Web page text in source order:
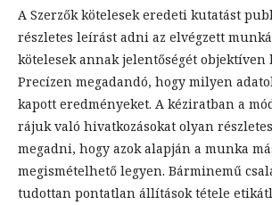
A Szerzők kötelesek eredeti kutatást
részletes leírást adni az elvégzett
kötelesek annak jelentőségét objektíven
Precízen megadandó, hogy milyen
kapott eredményeket. A kéziratban a
rájuk való hivatkozásokat olyan
megadni, hogy azok alapján a munka
megismételhető legyen. Bárminemű
tudottan pontatlan állítások tétele